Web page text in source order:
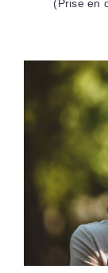
(Prise en